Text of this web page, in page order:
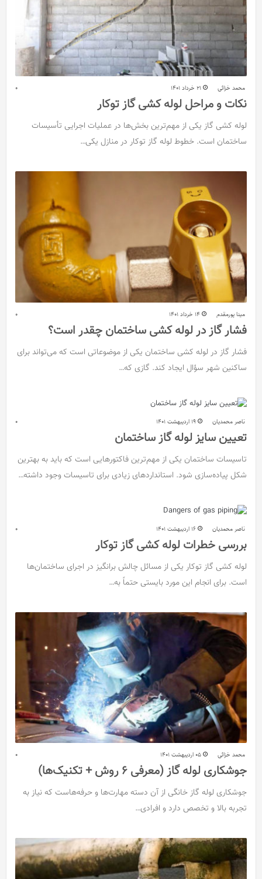
محمد خزائی 21 خرداد 1401 0
نکات و مراحل لوله‌ کشی گاز توکار
لوله کشی گاز یکی از مهم‌ترین بخش‌ها در عملیات اجرایی تأسیسات
ساختمان است. خطوط لوله گاز توکار در منازل یکی…
مینا پورمقدم 14 خرداد 1401 0
فشار گاز در لوله کشی ساختمان چقدر است؟
فشار گاز در لوله کشی ساختمان یکی از موضوعاتی است که می‌تواند برای
ساکنین شهر سؤال ایجاد کند. گازی که…
ناصر محمدیان 19 اردیبهشت 1401 0
تعیین سایز لوله گاز ساختمان
تاسیسات ساختمان یکی از مهم‌ترین فاکتور‌هایی است که باید به بهترین
شکل پیاده‌سازی شود. استانداردهای زیادی برای تاسیسات وجود داشته…
ناصر محمدیان 16 اردیبهشت 1401 0
بررسی خطرات لوله کشی گاز توکار
لوله کشی گاز توکار یکی از مسائل چالش برانگیز در اجرای ساختمان‌ها
است. برای انجام این مورد بایستی حتماً به…
محمد خزائی 05 اردیبهشت 1401 0
جوشکاری لوله گاز (معرفی 6 روش + تکنیک‌ها)
جوشکاری لوله گاز خانگی از آن دسته مهارت‌ها و حرفه‌هاست که نیاز به
تجربه بالا و تخصص دارد و افرادی…